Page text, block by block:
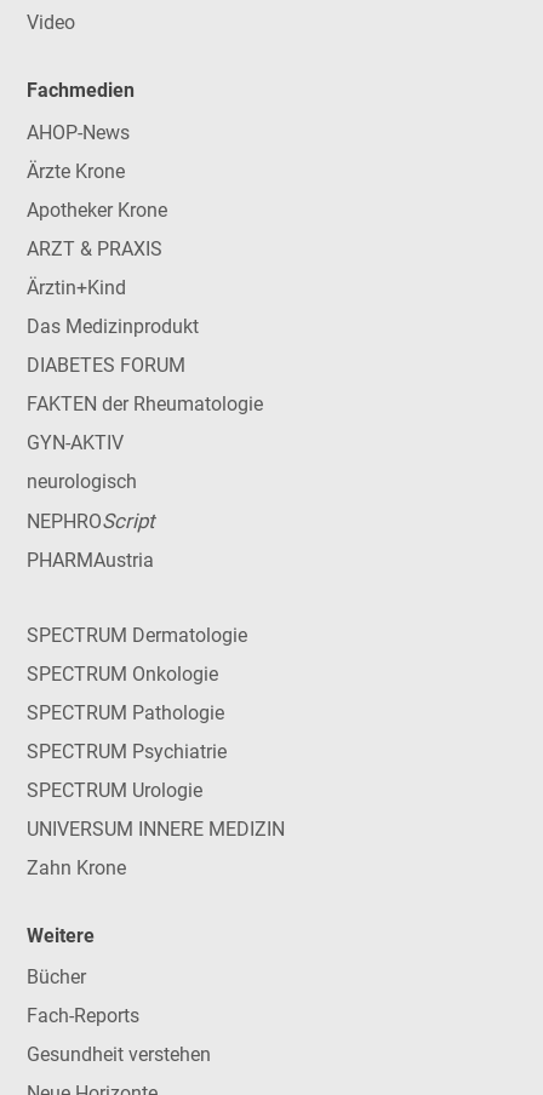
Video
Fachmedien
AHOP-News
Ärzte Krone
Apotheker Krone
ARZT & PRAXIS
Ärztin+Kind
Das Medizinprodukt
DIABETES FORUM
FAKTEN der Rheumatologie
GYN-AKTIV
neurologisch
NEPHROScript
PHARMAustria
SPECTRUM Dermatologie
SPECTRUM Onkologie
SPECTRUM Pathologie
SPECTRUM Psychiatrie
SPECTRUM Urologie
UNIVERSUM INNERE MEDIZIN
Zahn Krone
Weitere
Bücher
Fach-Reports
Gesundheit verstehen